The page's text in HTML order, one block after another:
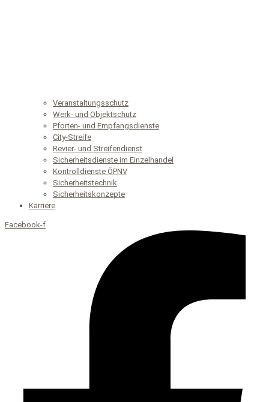
Veranstaltungsschutz
Werk- und Objektschutz
Pforten- und Empfangsdienste
City-Streife
Revier- und Streifendienst
Sicherheitsdienste im Einzelhandel
Kontrolldienste ÖPNV
Sicherheitstechnik
Sicherheitskonzepte
Karriere
Facebook-f